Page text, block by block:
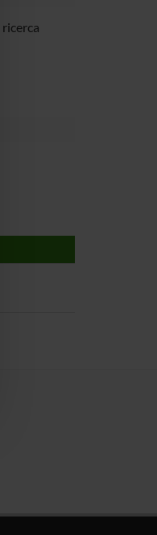
ricerca